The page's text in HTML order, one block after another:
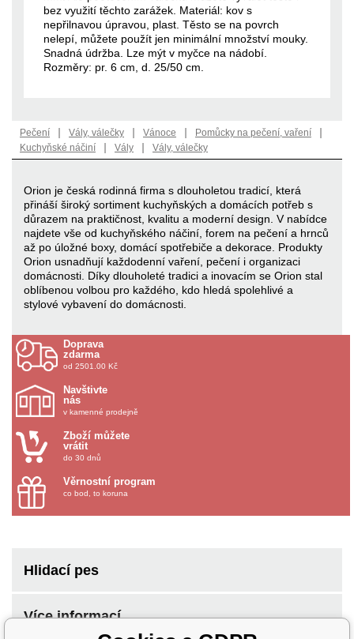
bez využití těchto zarážek. Materiál: kov s
nepřilnavou úpravou, plast. Těsto se na povrch
nelepí, můžete použít jen minimální množství mouky.
Snadná údržba. Lze mýt v myčce na nádobí.
Rozměry: pr. 6 cm, d. 25/50 cm.
Pečení | Vály, válečky | Vánoce | Pomůcky na pečení, vaření |
Kuchyňské náčiní | Vály | Vály, válečky
Orion je česká rodinná firma s dlouholetou tradicí, která
přináší široký sortiment kuchyňských a domácích potřeb s
důrazem na praktičnost, kvalitu a moderní design. V nabídce
najdete vše od kuchyňského náčiní, forem na pečení a hrnců
až po úložné boxy, domácí spotřebiče a dekorace. Produkty
Orion usnadňují každodenní vaření, pečení i organizaci
domácnosti. Díky dlouholeté tradici a inovacím se Orion stal
oblíbenou volbou pro každého, kdo hledá spolehlivé a
stylové vybavení do domácnosti.
Doprava
zdarma
od 2501.00 Kč
Navštivte
nás
v kamenné prodejně
Zboží můžete
vrátit
do 30 dnů
Věrnostní program
co bod, to koruna
Hlidací pes
Více informací